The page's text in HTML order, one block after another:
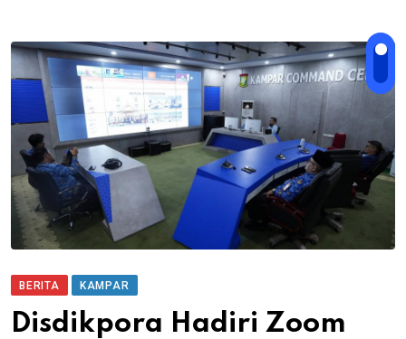
BERITA KAMPAR
Disdikpora Hadiri Zoom